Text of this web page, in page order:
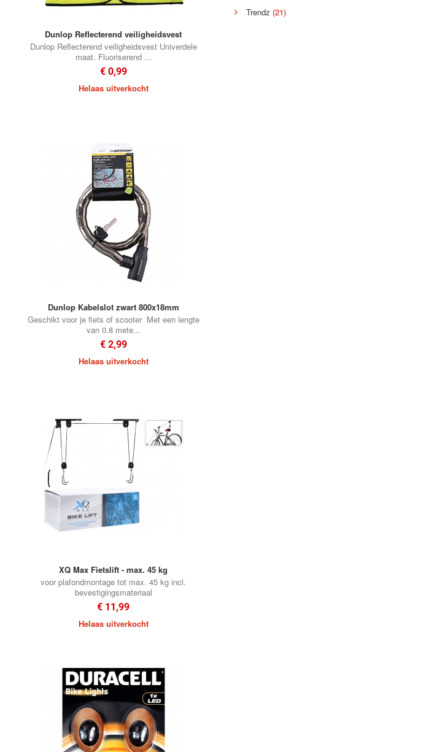
Dunlop Reflecterend veiligheidsvest
Dunlop Reflecterend veiligheidsvest Univerdele
maat. Fluoriserend ...
€ 0,99
Helaas uitverkocht
Dunlop Kabelslot zwart 800x18mm
Geschikt voor je fiets of scooter Met een lengte
van 0.8 mete...
€ 2,99
Helaas uitverkocht
XQ Max Fietslift - max. 45 kg
voor plafondmontage tot max. 45 kg incl.
bevestigingsmateriaal
€ 11,99
Helaas uitverkocht
Trendz (21)